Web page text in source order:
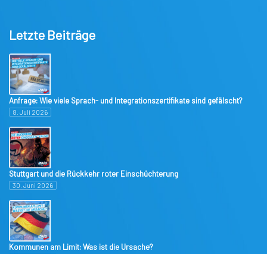
Letzte Beiträge
Anfrage: Wie viele Sprach- und Integrationszertifikate sind gefälscht?
8. Juli 2026
Stuttgart und die Rückkehr roter Einschüchterung
30. Juni 2026
Kommunen am Limit: Was ist die Ursache?